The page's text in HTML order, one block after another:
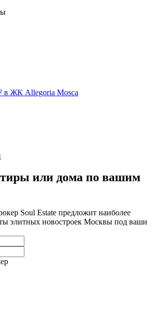
в ЖК Allegoria Mosca
или дома по вашим
Soul Estate предложит наиболее
элитных новостроек Москвы под ваши